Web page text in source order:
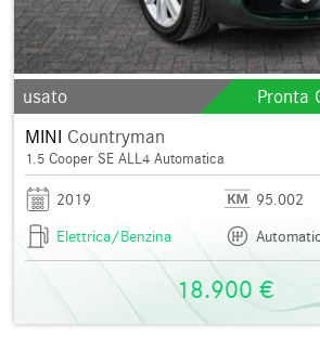
usato Pronta
MINI Countryman
1.5 Cooper SE ALL4 Automatica
2019
95.002
Elettrica/Benzina
18.900 €